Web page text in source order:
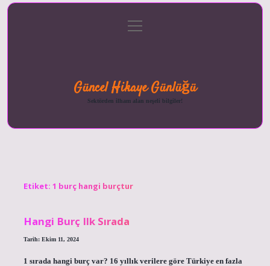
menüyü
aç
Güncel Hikaye Günlüğü
Sektörden ilham alan neşeli bilgiler!
Etiket: 1 burç hangi burçtur
Hangi Burç Ilk Sırada
Tarih: Ekim 11, 2024
1 sırada hangi burç var? 16 yıllık verilere göre Türkiye en fazla